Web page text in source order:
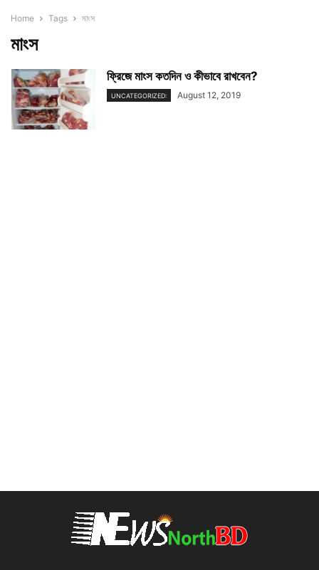
Home Tags মাংস
মাংস
ফ্রিজে মাংস কতদিন ও কীভাবে রাখবেন?
UNCATEGORIZED: August 12, 2019